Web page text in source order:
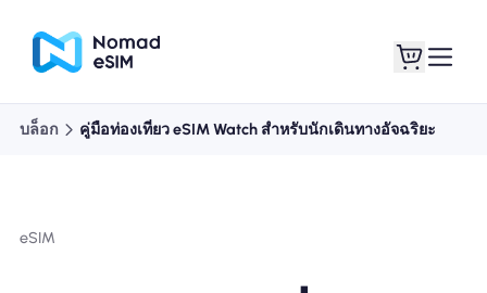
บล็อก คู่มือท่องเที่ยว eSIM Watch สำหรับนักเดินทางอัจฉริยะ
eSIM